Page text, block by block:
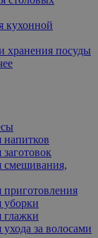
кухонной
хранения посуды
напитков
смешивания,
приготовления
уборки
глажки
за волосами